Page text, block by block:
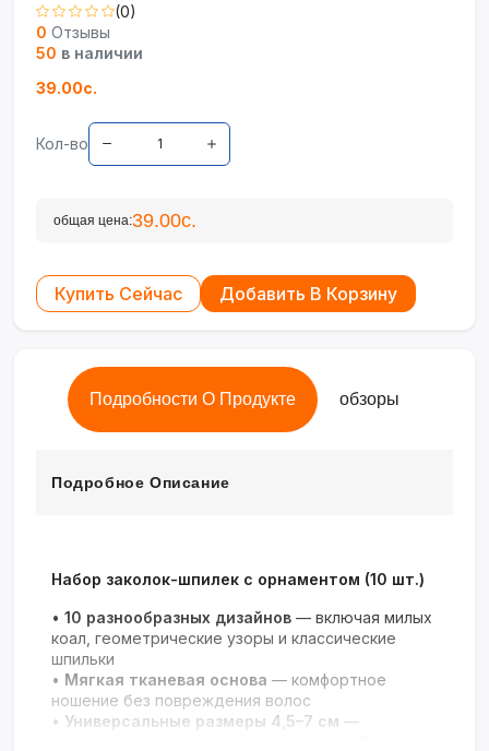
(0)
0 Отзывы
50 в наличии
39.00с.
Кол-во
общая цена:39.00с.
Купить Сейчас Добавить В Корзину
Подробности О Продукте обзоры
Подробное Описание
Набор заколок-шпилек с орнаментом (10 шт.)
• 10 разнообразных дизайнов — включая милых
коал, геометрические узоры и классические
шпильки
• Мягкая тканевая основа — комфортное
ношение без повреждения волос
• Универсальные размеры 4,5–7 см —